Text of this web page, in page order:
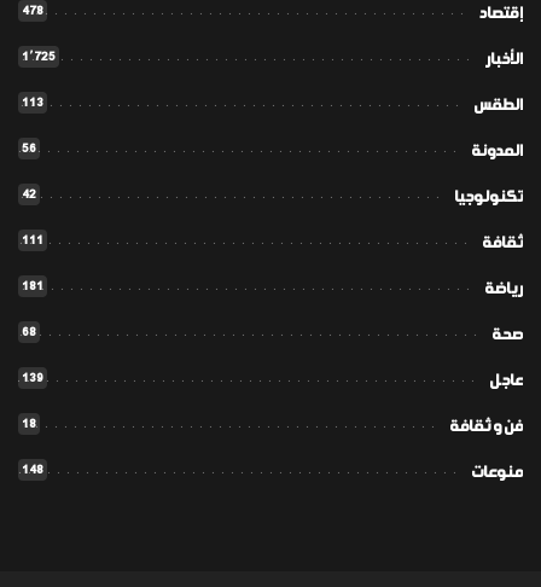
إقتصاد 478
الأخبار 1٬725
الطقس 113
المدونة 56
تكنولوجيا 42
ثقافة 111
رياضة 181
صحة 68
عاجل 139
فن و ثقافة 18
منوعات 148